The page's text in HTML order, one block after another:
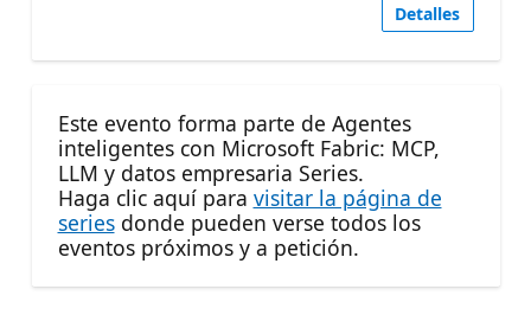
Detalles
Este evento forma parte de Agentes
inteligentes con Microsoft Fabric: MCP,
LLM y datos empresaria Series.
Haga clic aquí para visitar la página de
seriesdonde pueden verse todos los
eventos próximos y a petición.